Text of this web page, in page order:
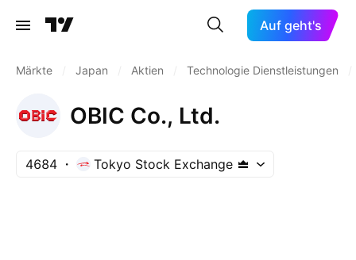
Auf geht's
Märkte Japan Aktien Technologie Dienstleistungen
OBIC Co., Ltd.
4684 Tokyo Stock Exchange